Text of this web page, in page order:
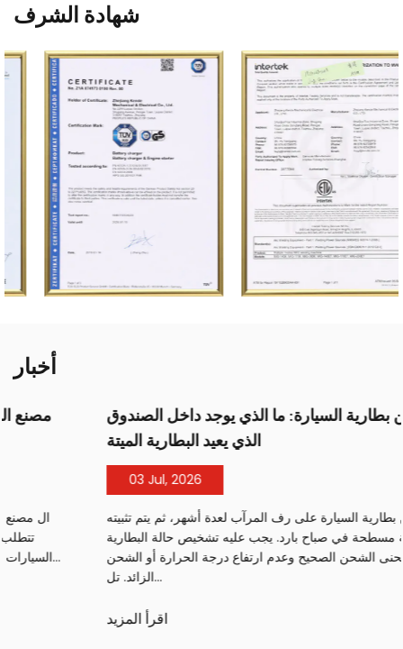
شهادة الشرف
أخبار
مصنع شاحن بطارية السيارة: ما الذي يوجد داخل الصندوق
الذي يعيد البطارية الميتة
يتم وضع شاحن بطارية السيارة على رف المرآب لعدة أشهر، ثم يتم تثبيته
على بطارية مسطحة في صباح بارد. يجب عليه تشخيص حالة البطارية
وتقديم منحنى الشحن الصحيح وعدم ارتفاع درجة الحرارة أو الشحن